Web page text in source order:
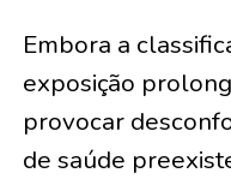
Embora a
exposição
provocar
de saúde